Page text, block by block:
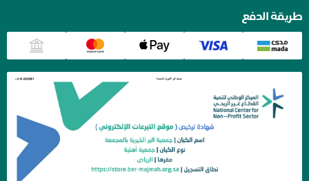
طريقة الدفع